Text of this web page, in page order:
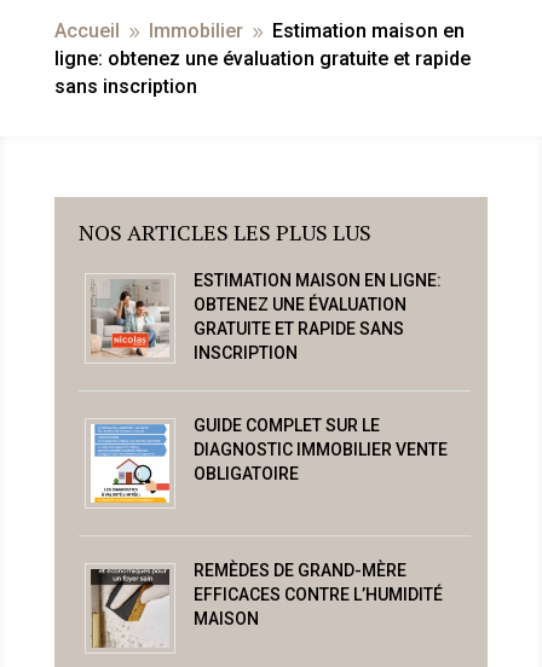
Accueil 9 Immobilier 9
Estimation maison en
ligne: obtenez une évaluation gratuite et rapide
sans inscription
NOS ARTICLES LES PLUS LUS
ESTIMATION MAISON EN LIGNE:
OBTENEZ UNE ÉVALUATION
GRATUITE ET RAPIDE SANS
INSCRIPTION
GUIDE COMPLET SUR LE
DIAGNOSTIC IMMOBILIER VENTE
OBLIGATOIRE
REMÈDES DE GRAND-MÈRE
EFFICACES CONTRE L’HUMIDITÉ
MAISON